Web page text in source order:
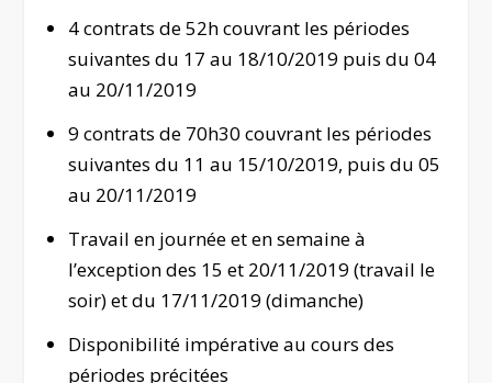
4 contrats de 52h couvrant les périodes
suivantes du 17 au 18/10/2019 puis du 04
au 20/11/2019
9 contrats de 70h30 couvrant les périodes
suivantes du 11 au 15/10/2019, puis du 05
au 20/11/2019
Travail en journée et en semaine à
l’exception des 15 et 20/11/2019 (travail le
soir) et du 17/11/2019 (dimanche)
Disponibilité impérative au cours des
périodes précitées